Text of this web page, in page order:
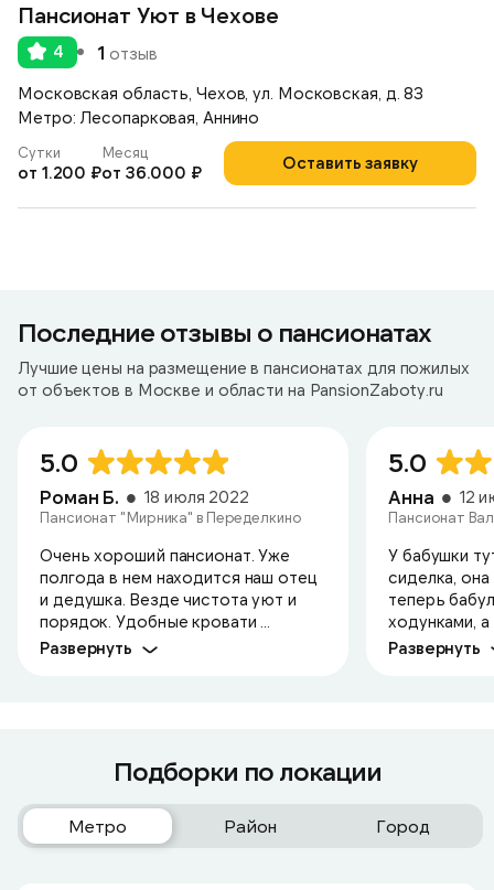
Пансионат Уют в Чехове
4 1 отзыв
Московская область, Чехов, ул. Московская, д. 83
Метро: Лесопарковая, Аннино
Оставить заявку
Сутки
от 1.200 ₽
Месяц
от 36.000 ₽
Последние отзывы о пансионатах
Лучшие цены на размещение в пансионатах для пожилых
от объектов в Москве и области на PansionZaboty.ru
5.0
Роман Б. 18 июля 2022
Пансионат "Мирника" в Переделкино
Очень хороший пансионат. Уже
полгода в нем находится наш отец
и дедушка. Везде чистота уют и
порядок. Удобные кровати ...
Развернуть
5.0
Анна 12
Пансионат
У бабушки
сиделка,
теперь
ходунками,
Развернуть
Подборки по локации
Метро Район Город